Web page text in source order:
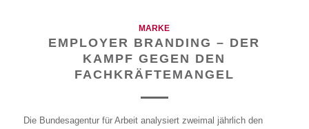
MARKE
EMPLOYER BRANDING – DER
KAMPF GEGEN DEN
FACHKRÄFTEMANGEL
Die Bundesagentur für Arbeit analysiert zweimal jährlich den